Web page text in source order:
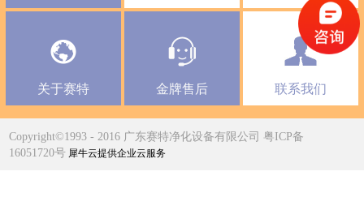
关于赛特 金牌售后 联系我们
Copyright©1993 - 2016 广东赛特净化设备有限公司 粤ICP备
16051720号 犀牛云提供企业云服务